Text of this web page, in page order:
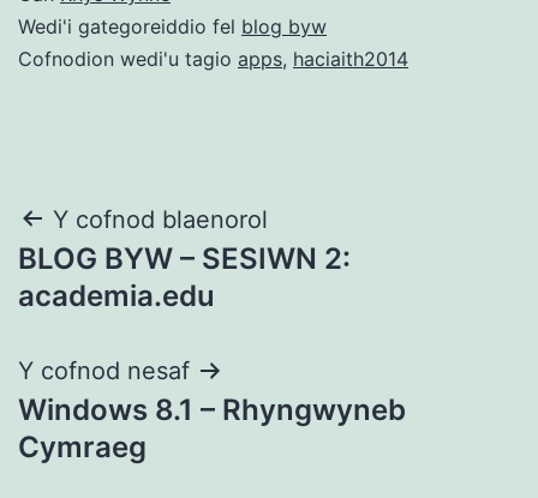
Wedi'i gategoreiddio fel blog byw
Cofnodion wedi'u tagio apps, haciaith2014
Llywio
cofnod
Y cofnod blaenorol
BLOG BYW – SESIWN 2:
academia.edu
Y cofnod nesaf
Windows 8.1 – Rhyngwyneb
Cymraeg